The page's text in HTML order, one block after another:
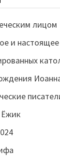
лицом
и настоящее
Ёжик